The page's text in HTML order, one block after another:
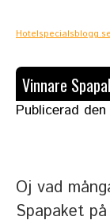
Hotelspecialsblogg.se
Vinnare
Publicerad den
Oj vad
Spapaket